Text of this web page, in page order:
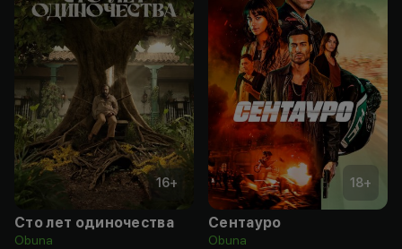
16+
Сто лет одиночества
Obuna
18+
Сентауро
Obuna